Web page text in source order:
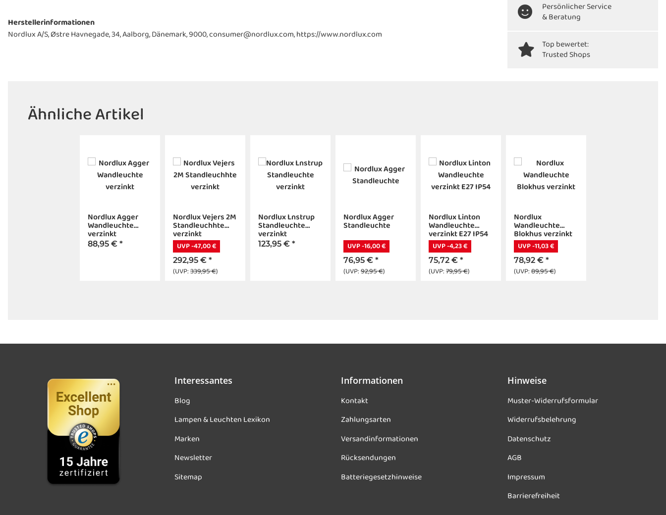
Herstellerinformationen
Nordlux A/S, Østre Havnegade, 34, Aalborg, Dänemark, 9000, consumer@nordlux.com, https://www.nordlux.com
Persönlicher Service
& Beratung
Top bewertet:
Trusted Shops
Ähnliche Artikel
Nordlux Agger
Wandleuchte
verzinkt
88,95 € *
Nordlux Vejers 2M
Standleuchhte
verzinkt
UVP -47,00 €
292,95 € *
(UVP:339,95 €)
Nordlux Lnstrup
Standleuchte
verzinkt
123,95 € *
Nordlux Agger
Standleuchte
UVP -16,00 €
76,95 € *
(UVP:92,95 €)
Nordlux Linton
Wandleuchte
verzinkt E27 IP54
UVP -4,23 €
75,72 € *
(UVP:79,95 €)
Nordlux
Wandleuchte
Blokhus verzinkt
UVP -11,03 €
78,92 € *
(UVP:89,95 €)
Interessantes
Blog
Lampen & Leuchten Lexikon
Marken
Newsletter
Sitemap
Informationen
Kontakt
Zahlungsarten
Versandinformationen
Rücksendungen
Batteriegesetzhinweise
Hinweise
Muster-Widerrufsformular
Widerrufsbelehrung
Datenschutz
AGB
Impressum
Barrierefreiheit